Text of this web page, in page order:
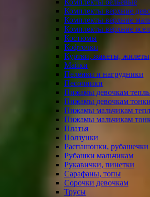
Комплекты бельевые
Комплекты верхние
Комплекты верхние
Комплекты верхние
Костюмы
Кофточки
Куртки, жакеты, жилеты
Майки
Пеленки и нагрудники
Песочники
Пижамы девочкам
Пижамы девочкам
Пижамы мальчикам
Пижамы мальчикам
Платья
Ползунки
Распашонки, рубашечки
Рубашки мальчикам
Рукавички, пинетки
Сарафаны, топы
Сорочки девочкам
Трусы